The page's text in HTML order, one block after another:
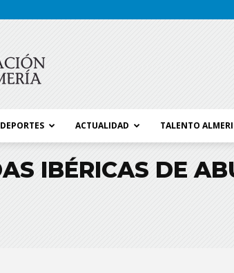
DEPORTES ACTUALIDAD TALENTO
IBÉRICAS DE